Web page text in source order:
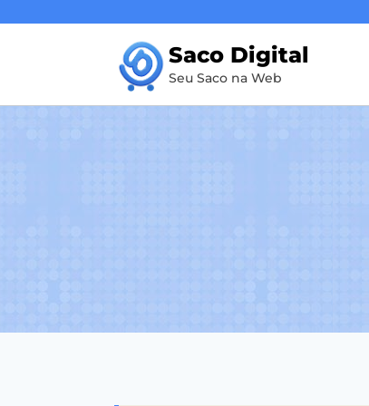
Conteúdo
Saco Digital
Seu Saco na Web